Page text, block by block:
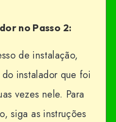
no Passo 2:
de instalação,
instalador que foi
vezes nele. Para
siga as instruções